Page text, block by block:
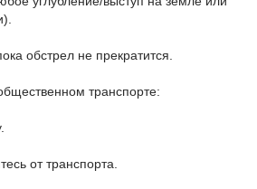
обстрел не прекратится.
транспорте:
от транспорта.